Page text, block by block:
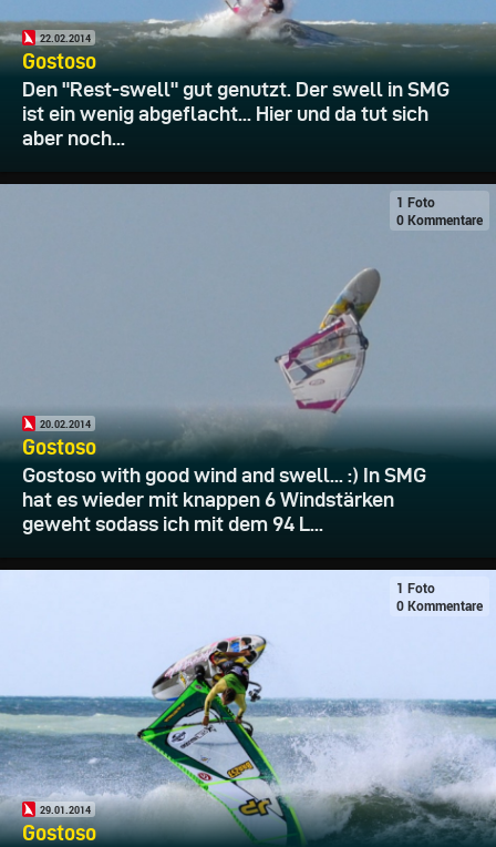
22.02.2014
Gostoso
Den "Rest-swell" gut genutzt. Der swell in SMG
ist ein wenig abgeflacht... Hier und da tut sich
aber noch...
1 Foto
0 Kommentare
20.02.2014
Gostoso
Gostoso with good wind and swell... :) In SMG
hat es wieder mit knappen 6 Windstärken
geweht sodass ich mit dem 94 L...
1 Foto
0 Kommentare
29.01.2014
Gostoso